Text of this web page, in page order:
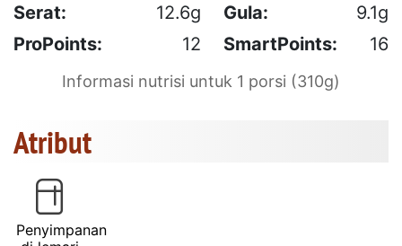
Serat:
12.6g Gula:
9.1g
ProPoints:
12 SmartPoints: 16
Informasi nutrisi untuk 1 porsi (310g)
Atribut
Penyimpanan